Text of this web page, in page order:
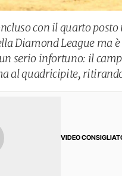
con il quarto posto
Diamond League ma
serio infortuno: il
al quadricipite,
VIDEO